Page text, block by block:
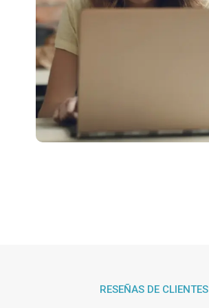
RESEÑAS DE CLIENTES